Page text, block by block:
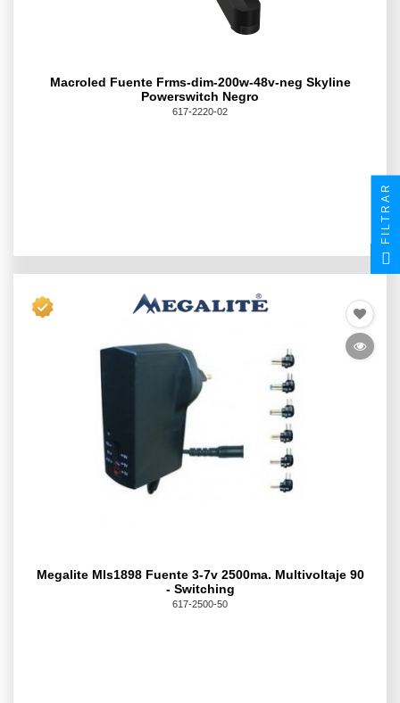
Macroled Fuente Frms-dim-200w-48v-neg Skyline
Powerswitch Negro
617-2220-02
Megalite Mls1898 Fuente 3-7v 2500ma. Multivoltaje 90
- Switching
617-2500-50
FILTRAR